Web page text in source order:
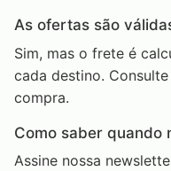
As ofertas são
Sim, mas o frete é
cada destino.
compra.
Como saber quando
Assine nossa